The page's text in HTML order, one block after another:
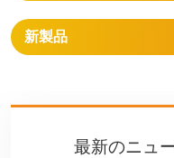
新製品
最新のニュ